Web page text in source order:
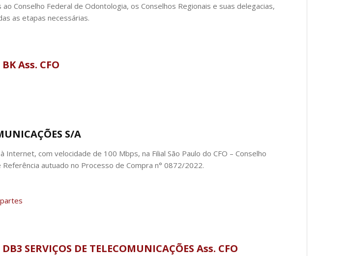
Conselho Federal de Odontologia, os Conselhos Regionais e suas delegacias,
as etapas necessárias.
Ass. CFO
S/A
com velocidade de 100 Mbps, na Filial São Paulo do CFO – Conselho
autuado no Processo de Compra n° 0872/2022.
partes
SERVIÇOS DE TELECOMUNICAÇÕES Ass. CFO